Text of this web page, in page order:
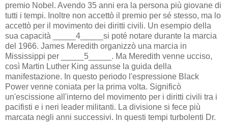
premio Nobel. Avendo 35 anni era la persona più giovane di
tutti i tempi. Inoltre non accettò il premio per sé stesso, ma lo
accettò per il movimento dei diritti civili. Un esempio della
sua capacità _____4_____si poté notare durante la marcia
del 1966. James Meredith organizzò una marcia in
Mississippi per _____5_____. Ma Meredith venne ucciso,
così Martin Luther King assunse la guida della
manifestazione. In questo periodo l'espressione Black
Power venne coniata per la prima volta. Significò
un'escissione all'interno del movimento per i diritti civili tra i
pacifisti e i neri leader militanti. La divisione si fece più
marcata negli anni successivi. In questi tempi turbolenti Dr.